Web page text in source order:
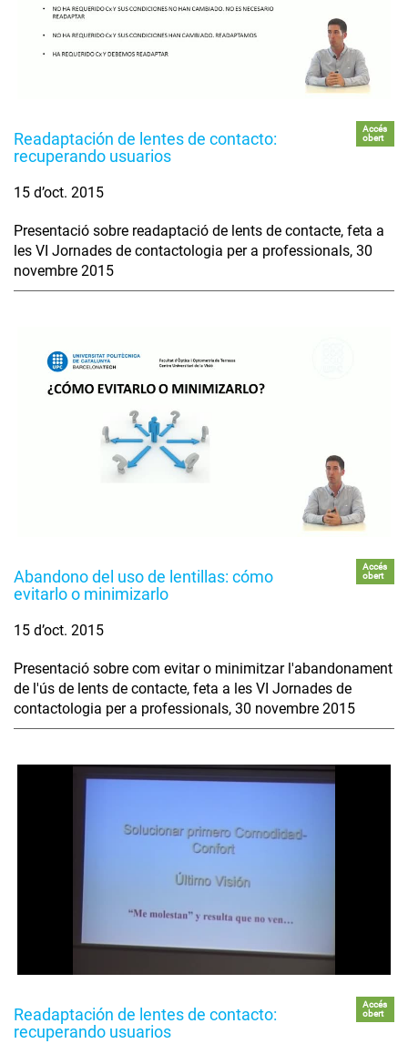
Readaptación de lentes de contacto:
recuperando usuarios
Accés
obert
15 d’oct. 2015
Presentació sobre readaptació de lents de contacte, feta a
les VI Jornades de contactologia per a professionals, 30
novembre 2015
Abandono del uso de lentillas: cómo
evitarlo o minimizarlo
Accés
obert
15 d’oct. 2015
Presentació sobre com evitar o minimitzar l'abandonament
de l'ús de lents de contacte, feta a les VI Jornades de
contactologia per a professionals, 30 novembre 2015
Readaptación de lentes de contacto:
recuperando usuarios
Accés
obert